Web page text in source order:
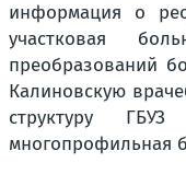
информация о
участковая
преобразований
Калиновскую
структуру ГБУЗ
многопрофильная